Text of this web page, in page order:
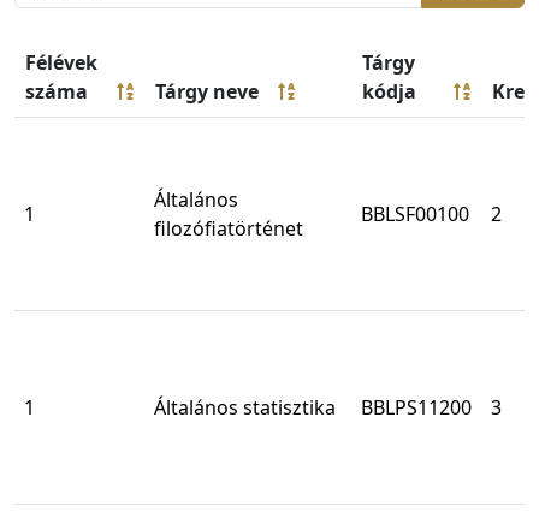
Félévek
száma
Tárgy neve
Tárgy
kódja
1
Általános
filozófiatörténet
BBLSF00100 2
1 Általános statisztika BBLPS11200 3